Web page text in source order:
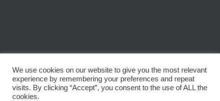
© Copyright 2026 | Audio Labs * Get Wired | All Rights Reserved
We use cookies on our website to give you the most relevant
experience by remembering your preferences and repeat
visits. By clicking “Accept”, you consent to the use of ALL the
cookies.